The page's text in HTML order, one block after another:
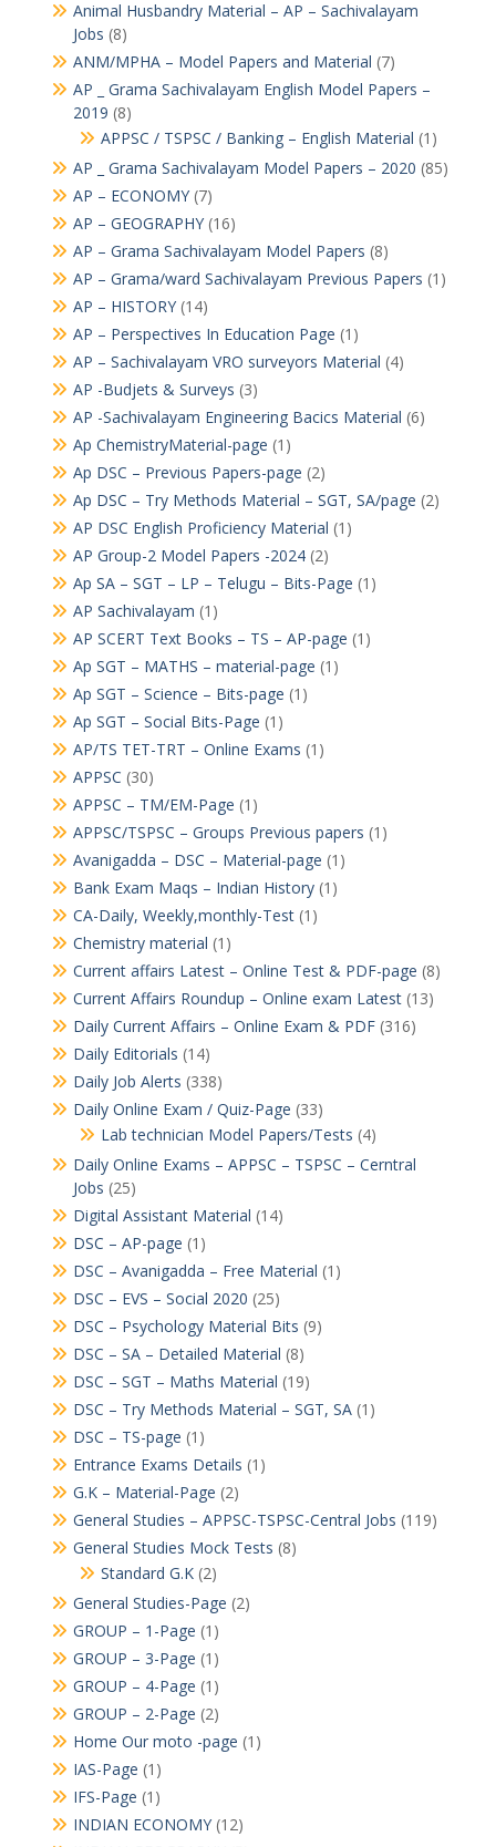
Animal Husbandry Material – AP – Sachivalayam
Jobs (8)
ANM/MPHA – Model Papers and Material (7)
AP _ Grama Sachivalayam English Model Papers –
2019 (8)
APPSC / TSPSC / Banking – English Material (1)
AP _ Grama Sachivalayam Model Papers – 2020 (85)
AP – ECONOMY(7)
AP – GEOGRAPHY(16)
AP – Grama Sachivalayam Model Papers (8)
AP – Grama/ward Sachivalayam Previous Papers (1)
AP – HISTORY(14)
AP – Perspectives In Education Page (1)
AP – Sachivalayam VRO surveyors Material (4)
AP -Budjets & Surveys (3)
AP -Sachivalayam Engineering Bacics Material (6)
Ap ChemistryMaterial-page (1)
Ap DSC – Previous Papers-page (2)
Ap DSC – Try Methods Material – SGT, SA/page (2)
AP DSC English Proficiency Material (1)
AP Group-2 Model Papers -2024(2)
Ap SA – SGT – LP – Telugu – Bits-Page (1)
AP Sachivalayam (1)
AP SCERT Text Books – TS – AP-page (1)
Ap SGT – MATHS – material-page (1)
Ap SGT – Science – Bits-page (1)
Ap SGT – Social Bits-Page (1)
AP/TS TET-TRT – Online Exams (1)
APPSC (30)
APPSC – TM/EM-Page (1)
APPSC/TSPSC – Groups Previous papers (1)
Avanigadda – DSC – Material-page (1)
Bank Exam Maqs – Indian History(1)
CA-Daily, Weekly,monthly-Test(1)
Chemistry material (1)
Current affairs Latest – Online Test & PDF-page (8)
Current Affairs Roundup – Online exam Latest(13)
Daily Current Affairs – Online Exam & PDF(316)
Daily Editorials (14)
Daily Job Alerts (338)
Daily Online Exam / Quiz-Page (33)
Lab technician Model Papers/Tests (4)
Daily Online Exams – APPSC – TSPSC – Cerntral
Jobs (25)
Digital Assistant Material (14)
DSC – AP-page (1)
DSC – Avanigadda – Free Material (1)
DSC – EVS – Social 2020 (25)
DSC – Psychology Material Bits (9)
DSC – SA – Detailed Material (8)
DSC – SGT – Maths Material (19)
DSC – Try Methods Material – SGT, SA(1)
DSC – TS-page (1)
Entrance Exams Details (1)
G.K – Material-Page (2)
General Studies – APPSC-TSPSC-Central Jobs (119)
General Studies Mock Tests (8)
Standard G.K(2)
General Studies-Page (2)
GROUP – 1-Page (1)
GROUP – 3-Page (1)
GROUP – 4-Page (1)
GROUP – 2-Page (2)
Home Our moto -page (1)
IAS-Page (1)
IFS-Page (1)
INDIAN ECONOMY(12)